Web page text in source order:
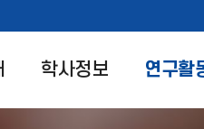
학사정보 연구활